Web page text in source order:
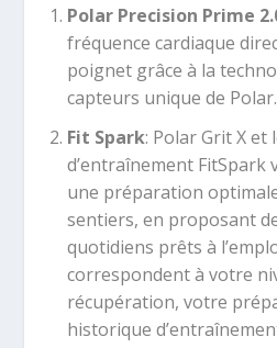
Polar Precision Prime
fréquence cardiaque
poignet grâce à la
capteurs unique de Polar.
Fit Spark: Polar Grit X et
d’entraînement FitSpark
une préparation
sentiers, en proposant
quotidiens prêts à
correspondent à votre
récupération, votre
historique